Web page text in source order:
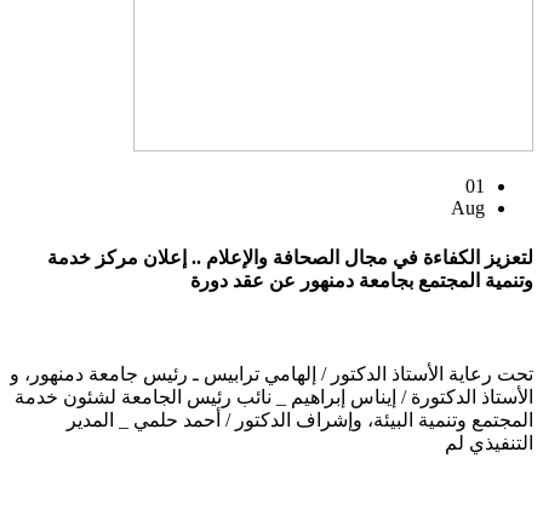
01
Aug
لتعزيز الكفاءة في مجال الصحافة والإعلام .. إعلان مركز خدمة
وتنمية المجتمع بجامعة دمنهور عن عقد دورة
تحت رعاية الأستاذ الدكتور / إلهامي ترابيس ـ رئيس جامعة دمنهور، و
الأستاذ الدكتورة / إيناس إبراهيم _ نائب رئيس الجامعة لشئون خدمة
المجتمع وتنمية البيئة، وإشراف الدكتور / أحمد حلمي _ المدير
التنفيذي لم